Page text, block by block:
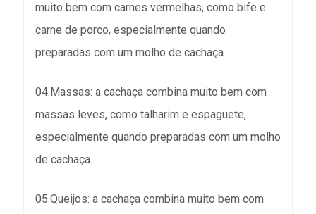
muito bem com carnes vermelhas, como bife e
carne de porco, especialmente quando
preparadas com um molho de cachaça.
04.Massas: a cachaça combina muito bem com
massas leves, como talharim e espaguete,
especialmente quando preparadas com um molho
de cachaça.
05.Queijos: a cachaça combina muito bem com